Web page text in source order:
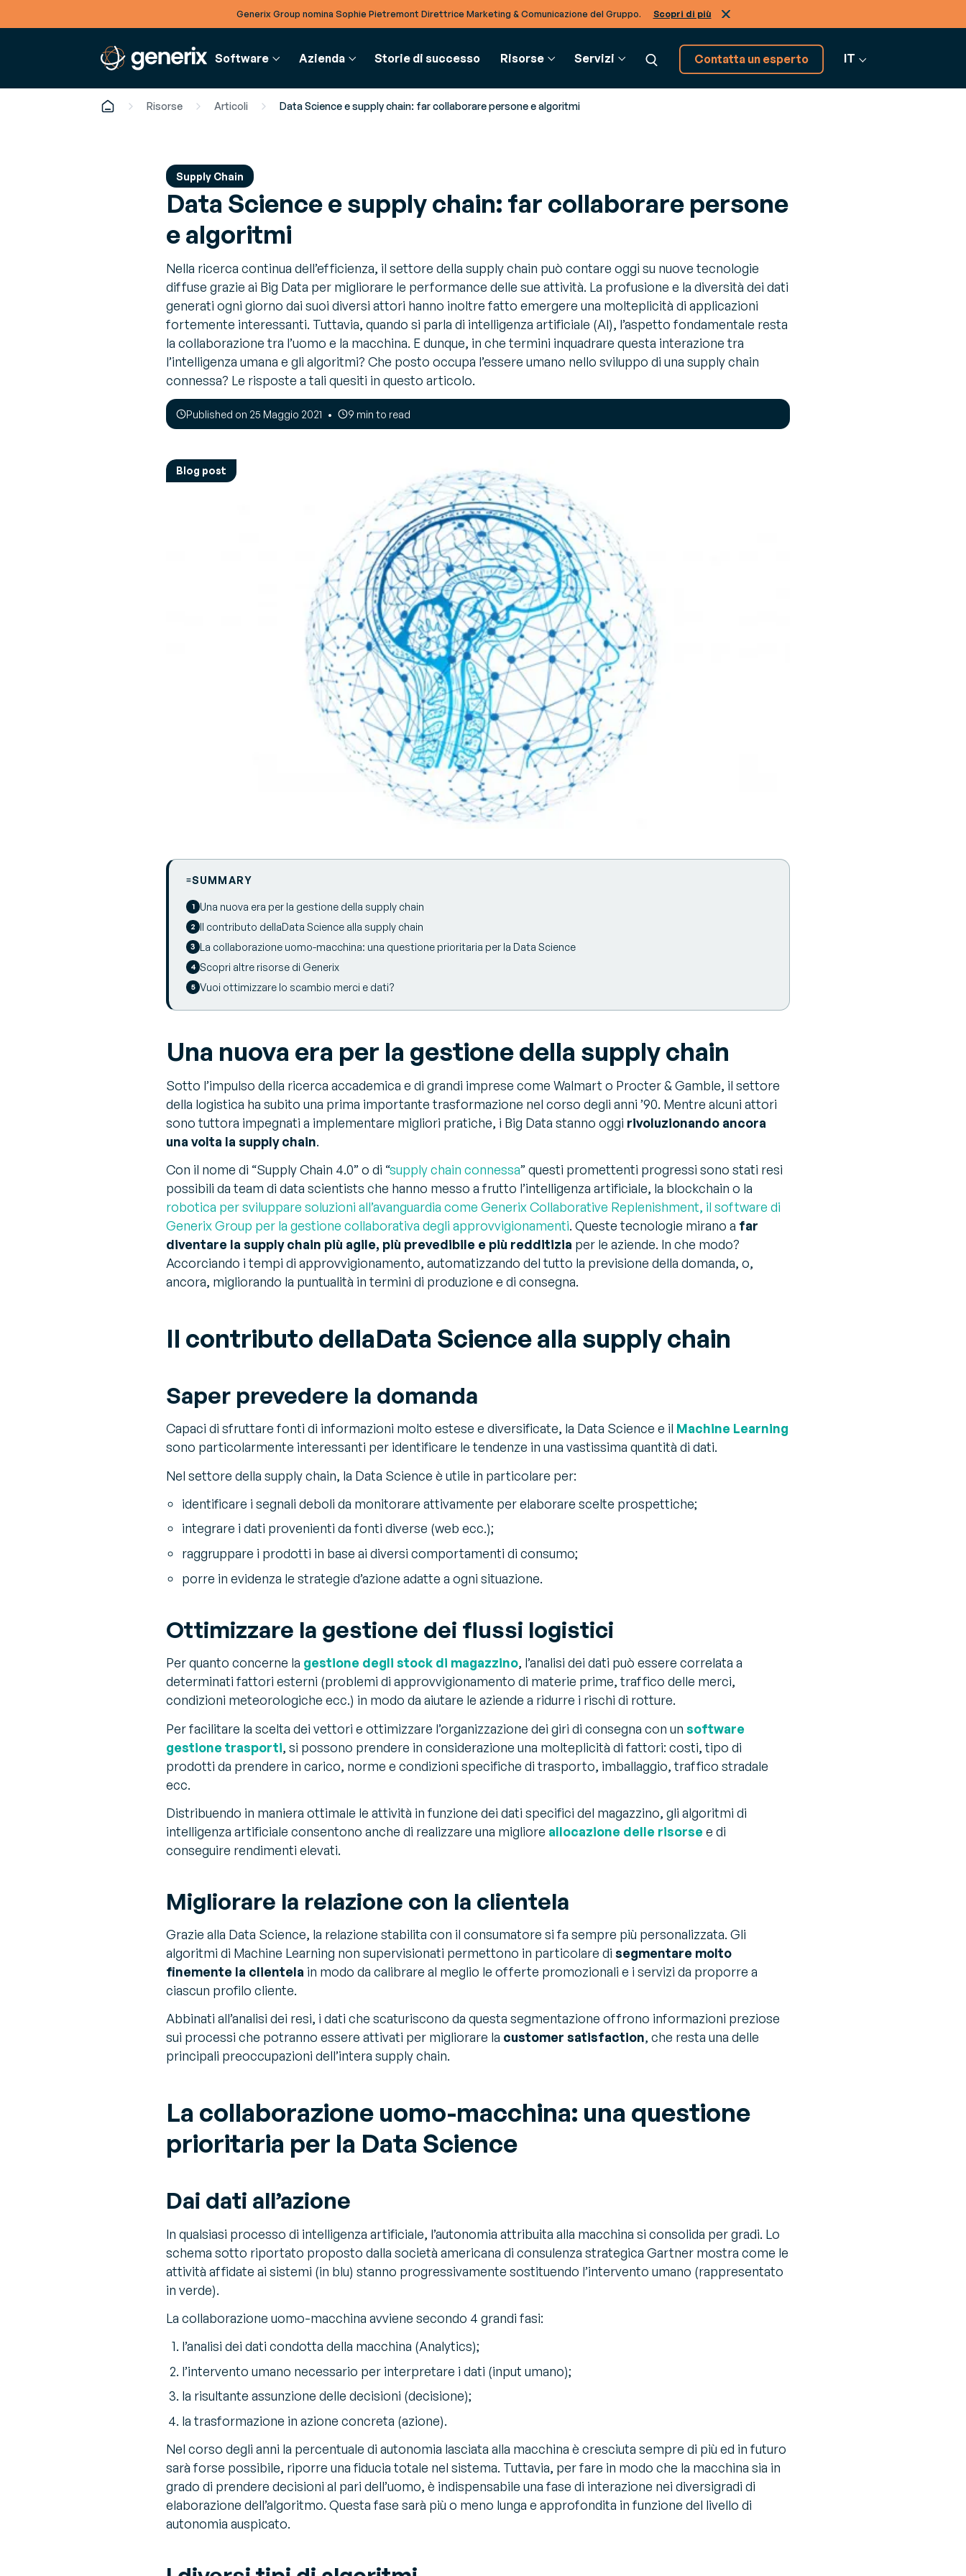
Generix Group nomina Sophie Pietremont Direttrice Marketing & Comunicazione del Gruppo. Scopri di più
Software
Fatturazione Elettronica
Digitalizza la fatturazione in
piena conformità
Gestione risorse - RMS
Ottimizza la gestione delle
Gestione magazzino - WMS
Massimizza l’efficienza in tutto il
magazzino
Gestione Trasporti - TMS
Ottimizza i trasporti e riduci la
CO2
VMI
Software EDI
Digitalizza tutte le transazioni
TradeXpress Infinity
Integra digitalmente tutti i
partner
Vai a tutti i software
Azienda
Conosci i nostri manager corporate e locali
Entra a far parte di un team globale
Rimani aggiornato su news ed eventi
Scopri chi siamo
Partner
Un ricco ecosistema di partner al tuo servizio
Storie di successo Risorse
Articoli del blog
Approfondimenti e notizie per essere
Studi approfonditi e consulenza degli esperti
per ottimizzare i tuoi processi aziendali
La parola all'esperto
Suggerimenti e raccomandazioni degli
esperti sulle sfide e sulle soluzioni del settore
Glossario
Servizi
Consulenza
Affronta le sfide del tuo settore
Contatta un esperto IT
Risorse Articoli Data Science e supply chain: far collaborare persone e algoritmi
Supply Chain
Data Science e supply chain: far collaborare persone
e algoritmi
Nella ricerca continua dell’efficienza, il settore della supply chain può contare oggi su nuove tecnologie
diffuse grazie ai Big Data per migliorare le performance delle sue attività. La profusione e la diversità dei dati
generati ogni giorno dai suoi diversi attori hanno inoltre fatto emergere una molteplicità di applicazioni
fortemente interessanti. Tuttavia, quando si parla di intelligenza artificiale (AI), l’aspetto fondamentale resta
la collaborazione tra l’uomo e la macchina. E dunque, in che termini inquadrare questa interazione tra
l’intelligenza umana e gli algoritmi? Che posto occupa l’essere umano nello sviluppo di una supply chain
connessa? Le risposte a tali quesiti in questo articolo.
Published on 25 Maggio 2021 9 min to read
Blog post
SUMMARY
Una nuova era per la gestione della supply chain
Il contributo dellaData Science alla supply chain
La collaborazione uomo-macchina: una questione prioritaria per la Data Science
Scopri altre risorse di Generix
Vuoi ottimizzare lo scambio merci e dati?
Una nuova era per la gestione della supply chain
Sotto l’impulso della ricerca accademica e di grandi imprese come Walmart o Procter & Gamble, il settore
della logistica ha subito una prima importante trasformazione nel corso degli anni ’90. Mentre alcuni attori
sono tuttora impegnati a implementare migliori pratiche, i Big Data stanno oggi rivoluzionando ancora
una volta la supply chain.
Con il nome di “Supply Chain 4.0” o di “supply chain connessa” questi promettenti progressi sono stati resi
possibili da team di data scientists che hanno messo a frutto l’intelligenza artificiale, la blockchain o la
robotica per sviluppare soluzioni all’avanguardia come Generix Collaborative Replenishment, il software di
Generix Group per la gestione collaborativa degli approvvigionamenti. Queste tecnologie mirano a far
diventare la supply chain più agile, più prevedibile e più redditizia per le aziende. In che modo?
Accorciando i tempi di approvvigionamento, automatizzando del tutto la previsione della domanda, o,
ancora, migliorando la puntualità in termini di produzione e di consegna.
Il contributo dellaData Science alla supply chain
Saper prevedere la domanda
Capaci di sfruttare fonti di informazioni molto estese e diversificate, la Data Science e il Machine Learning
sono particolarmente interessanti per identificare le tendenze in una vastissima quantità di dati.
Nel settore della supply chain, la Data Science è utile in particolare per:
identificare i segnali deboli da monitorare attivamente per elaborare scelte prospettiche;
integrare i dati provenienti da fonti diverse (web ecc.);
raggruppare i prodotti in base ai diversi comportamenti di consumo;
porre in evidenza le strategie d’azione adatte a ogni situazione.
Ottimizzare la gestione dei flussi logistici
Per quanto concerne la gestione degli stock di magazzino, l’analisi dei dati può essere correlata a
determinati fattori esterni (problemi di approvvigionamento di materie prime, traffico delle merci,
condizioni meteorologiche ecc.) in modo da aiutare le aziende a ridurre i rischi di rotture.
Per facilitare la scelta dei vettori e ottimizzare l’organizzazione dei giri di consegna con un software
gestione trasporti, si possono prendere in considerazione una molteplicità di fattori: costi, tipo di
prodotti da prendere in carico, norme e condizioni specifiche di trasporto, imballaggio, traffico stradale
ecc.
Distribuendo in maniera ottimale le attività in funzione dei dati specifici del magazzino, gli algoritmi di
intelligenza artificiale consentono anche di realizzare una migliore allocazione delle risorsee di
conseguire rendimenti elevati.
Migliorare la relazione con la clientela
Grazie alla Data Science, la relazione stabilita con il consumatore si fa sempre più personalizzata. Gli
algoritmi di Machine Learning non supervisionati permettono in particolare di segmentare molto
finemente la clientela in modo da calibrare al meglio le offerte promozionali e i servizi da proporre a
ciascun profilo cliente.
Abbinati all’analisi dei resi, i dati che scaturiscono da questa segmentazione offrono informazioni preziose
sui processi che potranno essere attivati per migliorare la customer satisfaction, che resta una delle
principali preoccupazioni dell’intera supply chain.
La collaborazione uomo-macchina: una questione
prioritaria per la Data Science
Dai dati all’azione
In qualsiasi processo di intelligenza artificiale, l’autonomia attribuita alla macchina si consolida per gradi. Lo
schema sotto riportato proposto dalla società americana di consulenza strategica Gartner mostra come le
attività affidate ai sistemi (in blu) stanno progressivamente sostituendo l’intervento umano (rappresentato
in verde).
La collaborazione uomo-macchina avviene secondo 4 grandi fasi:
l’analisi dei dati condotta della macchina (Analytics);
l’intervento umano necessario per interpretare i dati (input umano);
la risultante assunzione delle decisioni (decisione);
la trasformazione in azione concreta (azione).
Nel corso degli anni la percentuale di autonomia lasciata alla macchina è cresciuta sempre di più ed in futuro
sarà forse possibile, riporre una fiducia totale nel sistema. Tuttavia, per fare in modo che la macchina sia in
grado di prendere decisioni al pari dell’uomo, è indispensabile una fase di interazione nei diversigradi di
elaborazione dell’algoritmo. Questa fase sarà più o meno lunga e approfondita in funzione del livello di
autonomia auspicato.